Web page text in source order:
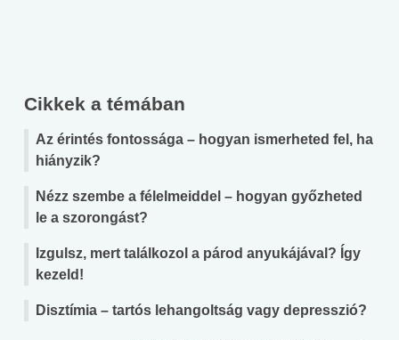
Cikkek a témában
Az érintés fontossága – hogyan ismerheted fel, ha
hiányzik?
Nézz szembe a félelmeiddel – hogyan győzheted
le a szorongást?
Izgulsz, mert találkozol a párod anyukájával? Így
kezeld!
Disztímia – tartós lehangoltság vagy depresszió?